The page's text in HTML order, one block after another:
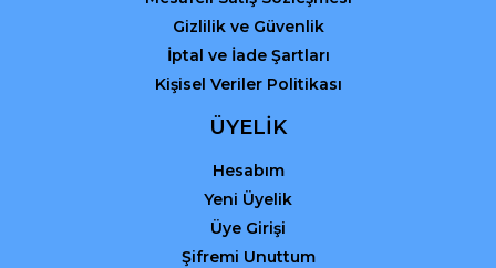
Gizlilik ve Güvenlik
İptal ve İade Şartları
Kişisel Veriler Politikası
ÜYELİK
Hesabım
Yeni Üyelik
Üye Girişi
Şifremi Unuttum